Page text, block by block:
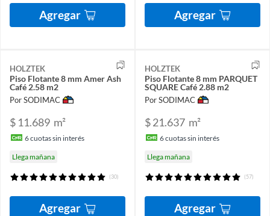
Agregar Agregar
HOLZTEK
Piso Flotante 8 mm Amer Ash
Café 2.58 m2
Por SODIMAC
$ 11.689 m²
6cuotas sin interés
Llega mañana
(30)
Agregar
HOLZTEK
Piso Flotante 8 mm PARQUET
SQUARE Café 2.88 m2
Por SODIMAC
$ 21.637 m²
6cuotas sin interés
Llega mañana
(57)
Agregar